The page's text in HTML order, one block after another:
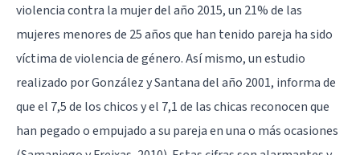
violencia contra la mujer del año 2015, un 21% de las
mujeres menores de 25 años que han tenido pareja ha sido
víctima deviolencia de género. Así mismo, un estudio
realizado por González y Santana del año 2001, informa de
que el 7,5 de los chicos y el 7,1 de las chicas reconocen que
han pegado o empujado a su pareja en una o más ocasiones